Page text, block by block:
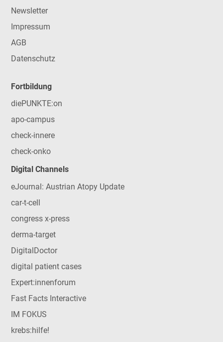
Newsletter
Impressum
AGB
Datenschutz
Fortbildung
diePUNKTE:on
apo-campus
check-innere
check-onko
Digital Channels
eJournal: Austrian Atopy Update
car-t-cell
congress x-press
derma-target
DigitalDoctor
digital patient cases
Expert:innenforum
Fast Facts Interactive
IM FOKUS
krebs:hilfe!